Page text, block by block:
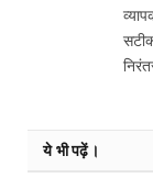
ये भी पढ़ें।